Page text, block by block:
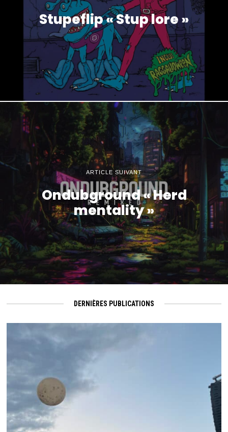
Stupeflip « Stup lore »
ARTICLE SUIVANT
Ondubground « Herd
mentality »
DERNIÈRES PUBLICATIONS